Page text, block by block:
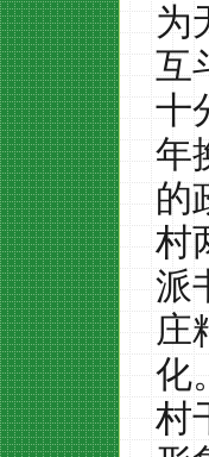
为
互
十
年
的
村
派
庄
化
村